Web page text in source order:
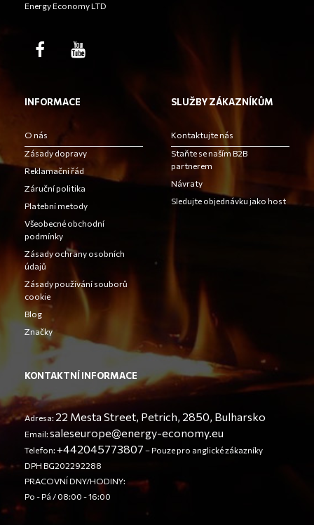
Energy Economy LTD
INFORMACE
O nás
Zásady dopravy
Reklamační řád
Záruční politika
Platební metody
Všeobecné obchodní
podmínky
Zásady ochrany osobních
údajů
Zásady používání souborů
cookie
Blog
Značky
SLUŽBY ZÁKAZNÍKŮM
Kontaktujte nás
Staňte se naším B2B
partnerem
Návraty
Sledujte objednávku jako host
KONTAKTNÍ INFORMACE
Adresa: 22 Mesta Street, Petrich, 2850, Bulharsko
Email:saleseurope@energy-economy.eu
Telefon:+442045773807 – Pouze pro anglické zákazníky
DPH BG202292288
PRACOVNÍ DNY/HODINY:
Po - Pá / 08:00 - 16:00